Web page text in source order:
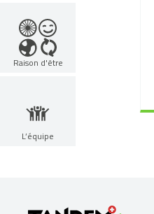
Raison d'être
L’équipe